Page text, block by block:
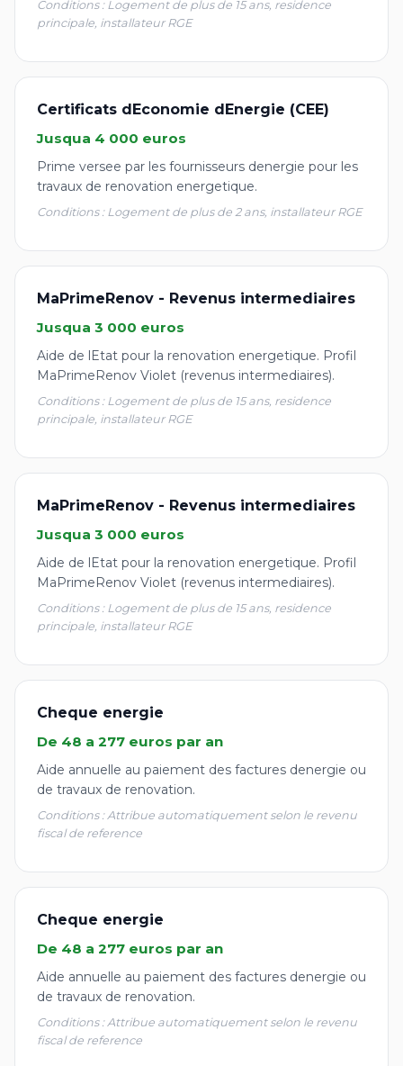
Conditions : Logement de plus de 15 ans, residence
principale, installateur RGE
Certificats dEconomie dEnergie (CEE)
Jusqua 4 000 euros
Prime versee par les fournisseurs denergie pour les
travaux de renovation energetique.
Conditions : Logement de plus de 2 ans, installateur RGE
MaPrimeRenov - Revenus intermediaires
Jusqua 3 000 euros
Aide de lEtat pour la renovation energetique. Profil
MaPrimeRenov Violet (revenus intermediaires).
Conditions : Logement de plus de 15 ans, residence
principale, installateur RGE
MaPrimeRenov - Revenus intermediaires
Jusqua 3 000 euros
Aide de lEtat pour la renovation energetique. Profil
MaPrimeRenov Violet (revenus intermediaires).
Conditions : Logement de plus de 15 ans, residence
principale, installateur RGE
Cheque energie
De 48 a 277 euros par an
Aide annuelle au paiement des factures denergie ou
de travaux de renovation.
Conditions : Attribue automatiquement selon le revenu
fiscal de reference
Cheque energie
De 48 a 277 euros par an
Aide annuelle au paiement des factures denergie ou
de travaux de renovation.
Conditions : Attribue automatiquement selon le revenu
fiscal de reference